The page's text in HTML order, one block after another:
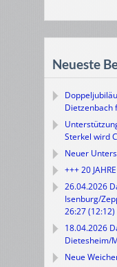
Neueste
Dietzenbach
Sterkel wird
Neuer
+++ 20
26.04.2026
Isenburg/
26:27 (12:12)
18.04.2026
Dietesheim/
Neue